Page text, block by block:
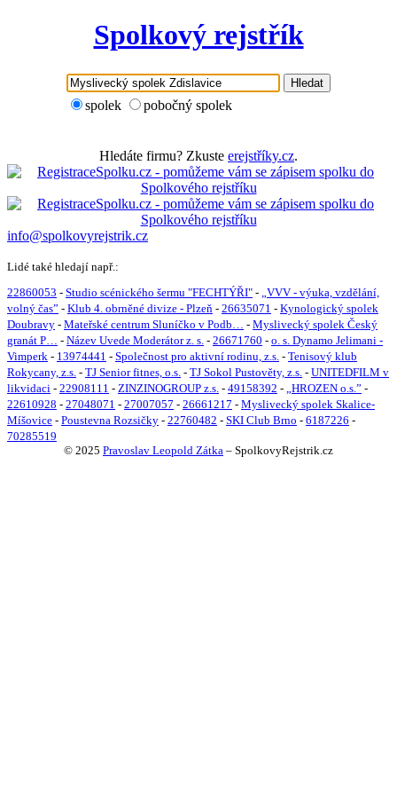
Spolkový rejstřík
Hledat
spolek pobočný spolek
Hledáte firmu? Zkuste erejstříky.cz.
info@spolkovyrejstrik.cz
Lidé také hledají např.:
22860053 - Studio scénického šermu "FECHTÝŘI" - „VVV - výuka, vzdělání,
volný čas” - Klub 4. obrněné divize - Plzeň - 26635071 - Kynologický spolek
Doubravy - Mateřské centrum Sluníčko v Podb… - Myslivecký spolek Český
granát P… - Název Uvede Moderátor z. s. - 26671760 - o. s. Dynamo Jelimani -
Vimperk - 13974441 - Společnost pro aktivní rodinu, z.s. - Tenisový klub
Rokycany, z.s. - TJ Senior fitnes, o.s. - TJ Sokol Pustověty, z.s. - UNITEDFILM v
likvidaci - 22908111 - ZINZINOGROUP z.s. - 49158392 - „HROZEN o.s.” -
22610928 - 27048071 - 27007057 - 26661217 - Myslivecký spolek Skalice-
Míšovice - Poustevna Rozsičky - 22760482 - SKI Club Brno - 6187226 -
70285519
© 2025 Pravoslav Leopold Zátka – SpolkovyRejstrik.cz